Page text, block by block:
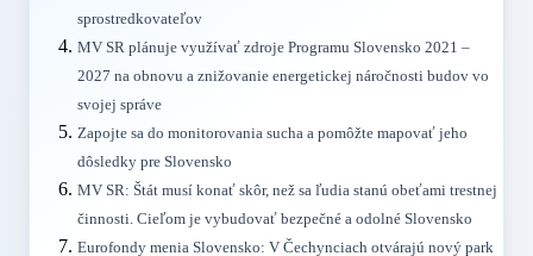
sprostredkovateľov
MV SR plánuje využívať zdroje Programu Slovensko 2021 –
2027 na obnovu a znižovanie energetickej náročnosti budov vo
svojej správe
Zapojte sa do monitorovania sucha a pomôžte mapovať jeho
dôsledky pre Slovensko
MV SR: Štát musí konať skôr, než sa ľudia stanú obeťami trestnej
činnosti. Cieľom je vybudovať bezpečné a odolné Slovensko
Eurofondy menia Slovensko: V Čechynciach otvárajú nový park